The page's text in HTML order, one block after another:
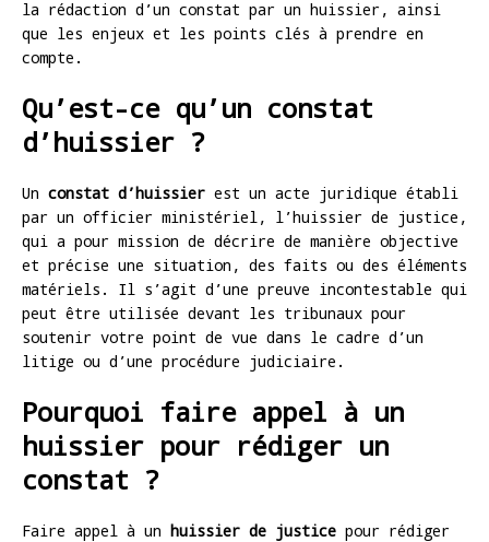
la rédaction d’un constat par un huissier, ainsi
que les enjeux et les points clés à prendre en
compte.
Qu’est-ce qu’un constat
d’huissier ?
Un constat d’huissier est un acte juridique établi
par un officier ministériel, l’huissier de justice,
qui a pour mission de décrire de manière objective
et précise une situation, des faits ou des éléments
matériels. Il s’agit d’une preuve incontestable qui
peut être utilisée devant les tribunaux pour
soutenir votre point de vue dans le cadre d’un
litige ou d’une procédure judiciaire.
Pourquoi faire appel à un
huissier pour rédiger un
constat ?
Faire appel à un huissier de justice pour rédiger